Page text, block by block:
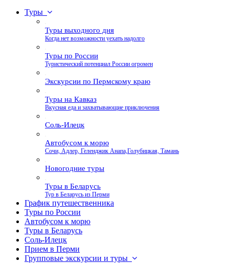
Туры
Туры выходного дня
Когда нет возможности уехать надолго
Туры по России
Туристический потенциал России огромен
Экскурсии по Пермскому краю
Туры на Кавказ
Вкусная еда и захватывающие приключения
Соль-Илецк
Автобусом к морю
Сочи, Адлер, Геленджик Анапа,Голубицкая, Тамань
Новогодние туры
Туры в Беларусь
Тур в Беларусь из Перми
График путешественника
Туры по России
Автобусом к морю
Туры в Беларусь
Соль-Илецк
Прием в Перми
Групповые экскурсии и туры